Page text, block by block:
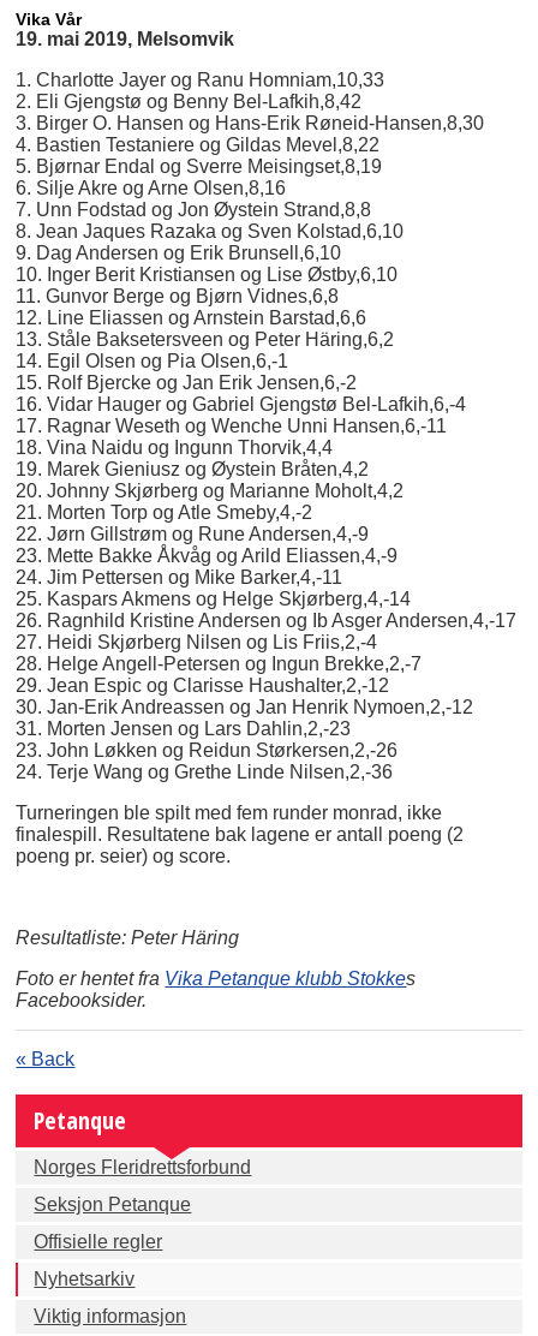
Vika Vår
19. mai 2019, Melsomvik
1. Charlotte Jayer og Ranu Homniam,10,33
2. Eli Gjengstø og Benny Bel-Lafkih,8,42
3. Birger O. Hansen og Hans-Erik Røneid-Hansen,8,30
4. Bastien Testaniere og Gildas Mevel,8,22
5. Bjørnar Endal og Sverre Meisingset,8,19
6. Silje Akre og Arne Olsen,8,16
7. Unn Fodstad og Jon Øystein Strand,8,8
8. Jean Jaques Razaka og Sven Kolstad,6,10
9. Dag Andersen og Erik Brunsell,6,10
10. Inger Berit Kristiansen og Lise Østby,6,10
11. Gunvor Berge og Bjørn Vidnes,6,8
12. Line Eliassen og Arnstein Barstad,6,6
13. Ståle Baksetersveen og Peter Häring,6,2
14. Egil Olsen og Pia Olsen,6,-1
15. Rolf Bjercke og Jan Erik Jensen,6,-2
16. Vidar Hauger og Gabriel Gjengstø Bel-Lafkih,6,-4
17. Ragnar Weseth og Wenche Unni Hansen,6,-11
18. Vina Naidu og Ingunn Thorvik,4,4
19. Marek Gieniusz og Øystein Bråten,4,2
20. Johnny Skjørberg og Marianne Moholt,4,2
21. Morten Torp og Atle Smeby,4,-2
22. Jørn Gillstrøm og Rune Andersen,4,-9
23. Mette Bakke Åkvåg og Arild Eliassen,4,-9
24. Jim Pettersen og Mike Barker,4,-11
25. Kaspars Akmens og Helge Skjørberg,4,-14
26. Ragnhild Kristine Andersen og Ib Asger Andersen,4,-17
27. Heidi Skjørberg Nilsen og Lis Friis,2,-4
28. Helge Angell-Petersen og Ingun Brekke,2,-7
29. Jean Espic og Clarisse Haushalter,2,-12
30. Jan-Erik Andreassen og Jan Henrik Nymoen,2,-12
31. Morten Jensen og Lars Dahlin,2,-23
23. John Løkken og Reidun Størkersen,2,-26
24. Terje Wang og Grethe Linde Nilsen,2,-36
Turneringen ble spilt med fem runder monrad, ikke
finalespill. Resultatene bak lagene er antall poeng (2
poeng pr. seier) og score.
Resultatliste: Peter Häring
Foto er hentet fra Vika Petanque klubb Stokkes
Facebooksider.
« Back
Petanque
Norges Fleridrettsforbund
Seksjon Petanque
Offisielle regler
Nyhetsarkiv
Viktig informasjon